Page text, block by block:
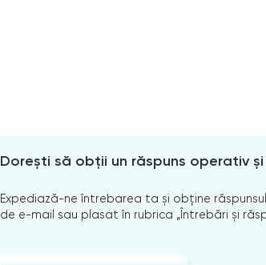
Dorești să obții un răspuns operativ
Expediază-ne întrebarea ta și obține
de e-mail sau plasat în rubrica „Întrebări și